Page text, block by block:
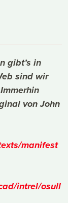
gibt’s in
sind wir
von John
manifest
intrel/osull